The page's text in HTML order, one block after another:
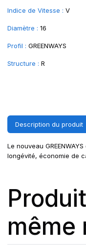
Indice de Vitesse : V
Diamètre : 16
Profil : GREENWAYS
Structure : R
Description du produit
Le nouveau
longévité, économie de
même